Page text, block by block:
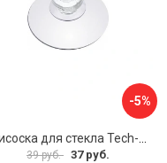
-5%
39 руб. 37 руб.